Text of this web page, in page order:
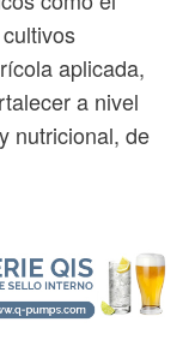
aplicada,
a nivel
nutricional, de